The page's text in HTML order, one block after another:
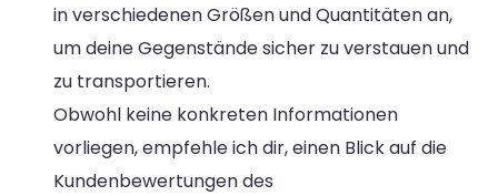
in verschiedenen Größen und Quantitäten an,
um deine Gegenstände sicher zu verstauen und
zu transportieren.
Obwohl keine konkreten Informationen
vorliegen, empfehle ich dir, einen Blick auf die
Kundenbewertungen des